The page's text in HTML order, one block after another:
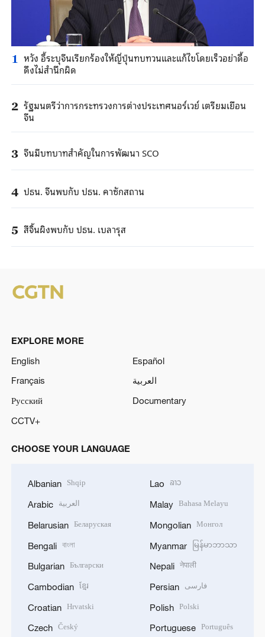
1 หวัง อี้ระบุจีนเรียกร้องให้ญี่ปุ่นทบทวนและแก้ไขโดยเร็วอย่าดื้อ
ดึงไม่สำนึกผิด
2 รัฐมนตรีว่าการกระทรวงการต่างประเทศนอร์เวย์ เตรียมเยือน
จีน
3 จีนมีบทบาทสำคัญในการพัฒนา SCO
4 ปธน. จีนพบกับ ปธน. คาซักสถาน
5 สีจิ้นผิงพบกับ ปธน. เบลารุส
EXPLORE MORE
English
Español
Français
العربية
Русский
Documentary
CCTV+
CHOOSE YOUR LANGUAGE
Albanian Shqip
Arabic العربية
Belarusian Беларуская
Bengali বাংলা
Bulgarian Български
Cambodian ខ្មែរ
Croatian Hrvatski
Czech Český
Lao ລາວ
Malay Bahasa Melayu
Mongolian Монгол
Myanmar မြန်မာဘာသာ
Nepali नेपाली
Persian فارسی
Polish Polski
Portuguese Português